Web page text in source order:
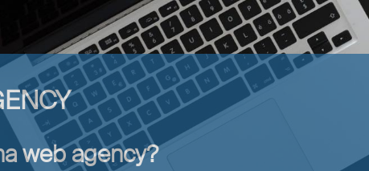
web agency?